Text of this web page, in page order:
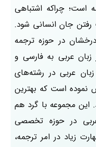
است؛ چراکه اشتباهی
جان انسانی شود.
در حوزه ترجمه
عربی به فارسی و
عربی در رشته‌های
نموده است که بهترین
این مجموعه با گرد هم
در حوزه تخصصی
زیاد در امر ترجمه،